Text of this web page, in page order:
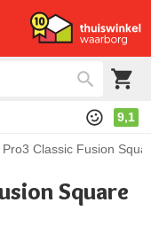
9,1
Classic Fusion
Square